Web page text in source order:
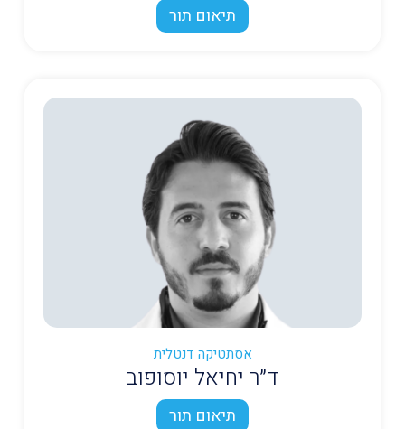
תיאום תור
אסתטיקה דנטלית
ד״ר יחיאל יוסופוב
תיאום תור